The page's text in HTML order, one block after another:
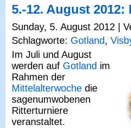
5.-12. August
Sunday, 5. August 2012 |
Schlagworte: Gotland,
Im Juli und August
werden auf Gotland im
Rahmen der
Mittelalterwoche die
sagenumwobenen
Ritterturniere
veranstaltet.